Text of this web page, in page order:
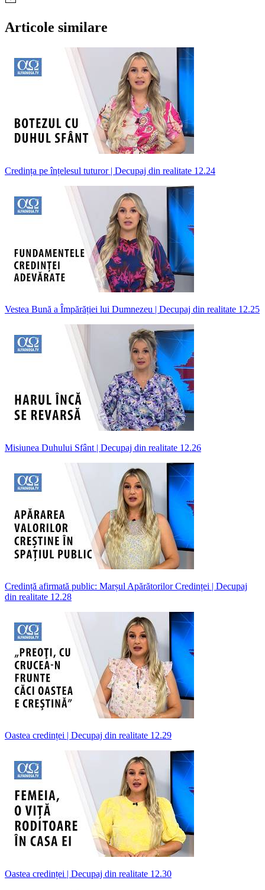
Articole similare
Credința pe înțelesul tuturor | Decupaj din realitate 12.24
Vestea Bună a Împărăției lui Dumnezeu | Decupaj din realitate 12.25
Misiunea Duhului Sfânt | Decupaj din realitate 12.26
Credință afirmată public: Marșul Apărătorilor Credinței | Decupaj
din realitate 12.28
Oastea credinței | Decupaj din realitate 12.29
Oastea credinței | Decupaj din realitate 12.30